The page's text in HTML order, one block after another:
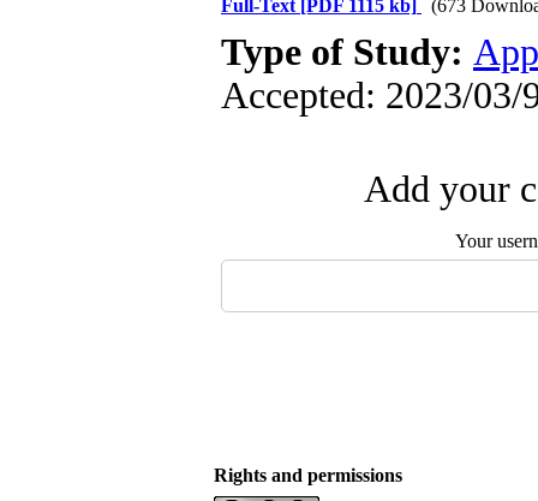
Full-Text [PDF 1115 kb] (673
Type of Study:
Accepted: 2023/03/
Add your
Your
Rights and permissions